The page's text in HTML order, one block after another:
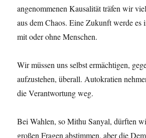
angenommenen Kausalität träfen wir
aus dem Chaos. Eine Zukunft werde es
mit oder ohne Menschen.
Wir müssen uns selbst ermächtigen,
aufzustehen, überall. Autokratien
die Verantwortung weg.
Bei Wahlen, so Mithu Sanyal, dürften
großen Fragen abstimmen, aber die